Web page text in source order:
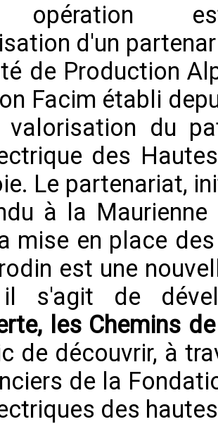
opération
d'un
de Production
Facim établi
du
des
Le partenariat,
à la
mise en place
est une
il s'agit de
les Chemins
de découvrir, à
de la
des